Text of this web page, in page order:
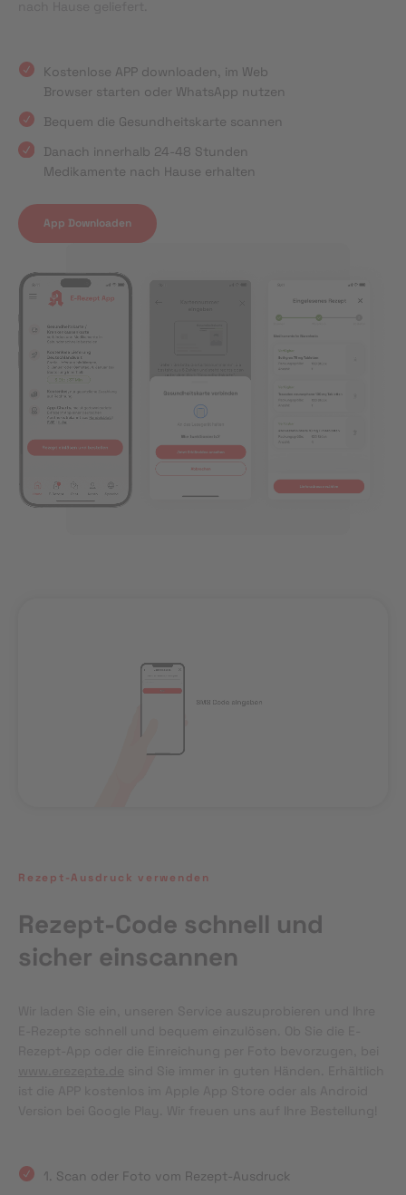
Kostenlose APP downloaden, im Web
Browser starten oder WhatsApp nutzen
Bequem die Gesundheitskarte scannen
Danach innerhalb 24-48 Stunden
Medikamente nach Hause erhalten
App Downloaden
Rezept-Ausdruck verwenden
Rezept-Code schnell und
sicher einscannen
1. Scan oder Foto vom Rezept-Ausdruck